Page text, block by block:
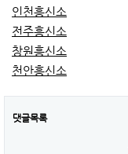
인천흥신소
전주흥신소
창원흥신소
천안흥신소
댓글목록